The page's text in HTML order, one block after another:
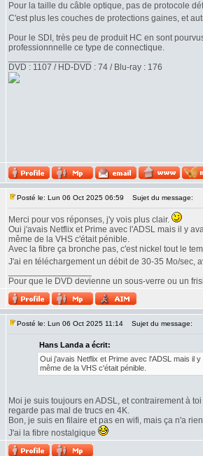
Pour la taille du câble optique, pas de protocole
C'est plus les couches de protections gaines, et
Pour le SDI, très peu de produit HC en sont
professionnnelle ce type de connectique.
DVD : 1107 / HD-DVD : 74 / Blu-ray : 176
Posté le: Lun 06 Oct 2025 06:59 Sujet du message:
Merci pour vos réponses, j'y vois plus clair.
Oui j'avais Netflix et Prime avec l'ADSL mais il y
même de la VHS c'était pénible.
Avec la fibre ça bronche pas, c'est nickel tout le
J'ai en téléchargement un débit de 30-35 Mo/sec,
Pour que le DVD devienne un sous-verre ou un
Posté le: Lun 06 Oct 2025 11:14 Sujet du message:
Hans Landa a écrit:
Oui j'avais Netflix et Prime avec l'ADSL mais il
même de la VHS c'était pénible.
Moi je suis toujours en ADSL, et contrairement à
regarde pas mal de trucs en 4K.
Bon, je suis en filaire et pas en wifi, mais ça n'a
J'ai la fibre nostalgique